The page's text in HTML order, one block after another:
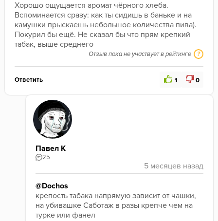
Хорошо ощущается аромат чёрного хлеба.
Вспоминается сразу: как ты сидишь в баньке и на
камушки прыскаешь небольшое количества пива).
Покурил бы ещё. Не сказал бы что прям крепкий
табак, выше среднего
Отзыв пока не участвует в рейтинге ?
Ответить 1 0
Павел К
25
@Dochos
крепость табака напрямую зависит от чашки,
на убивашке Саботаж в разы крепче чем на
турке или фанел